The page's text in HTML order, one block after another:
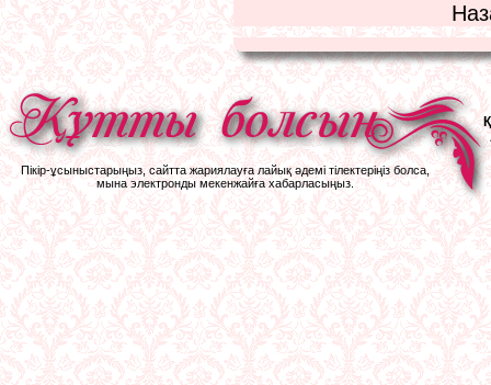
Пікір-ұсыныстарыңыз, сайтта жариялауға лайық әдемі тілектеріңіз болса,
мына электронды мекенжайға хабарласыңыз.